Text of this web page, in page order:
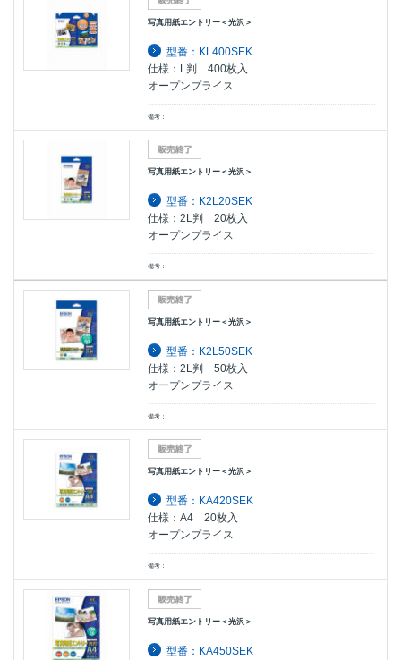
写真用紙エントリー＜光沢＞
型番：KL400SEK
仕様：L判 400枚入
オープンプライス
備考：
写真用紙エントリー＜光沢＞
型番：K2L20SEK
仕様：2L判 20枚入
オープンプライス
備考：
写真用紙エントリー＜光沢＞
型番：K2L50SEK
仕様：2L判 50枚入
オープンプライス
備考：
写真用紙エントリー＜光沢＞
型番：KA420SEK
仕様：A4 20枚入
オープンプライス
備考：
写真用紙エントリー＜光沢＞
型番：KA450SEK